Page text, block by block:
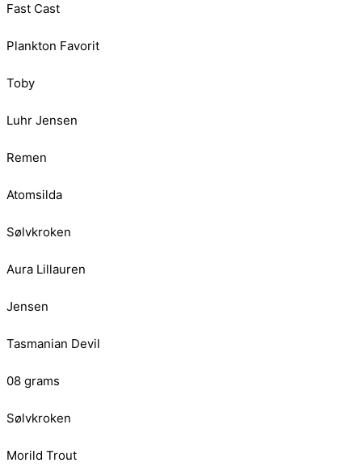
Fast Cast
Plankton Favorit
Toby
Luhr Jensen
Remen
Atomsilda
Sølvkroken
Aura Lillauren
Jensen
Tasmanian Devil
08 grams
Sølvkroken
Morild Trout